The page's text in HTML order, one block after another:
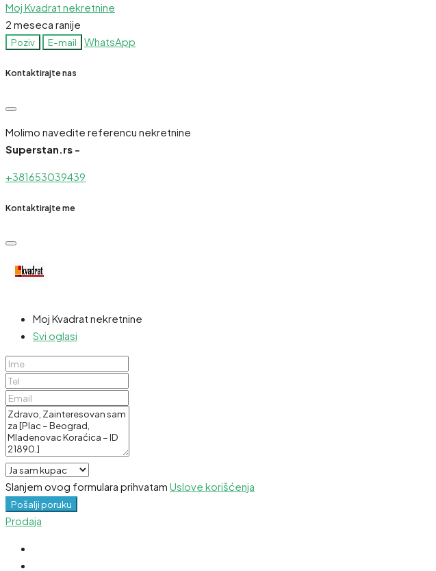
Moj Kvadrat nekretnine
2 meseca ranije
Poziv E-mail WhatsApp
Kontaktirajte nas
Molimo navedite referencu nekretnine
Superstan.rs -
+381653039439
Kontaktirajte me
Moj Kvadrat nekretnine
Svi oglasi
Slanjem ovog formulara prihvatam Uslove korišćenja
Pošalji poruku
Prodaja